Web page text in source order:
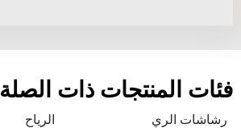
فئات المنتجات ذات الصلة
رشاشات الري الرياح